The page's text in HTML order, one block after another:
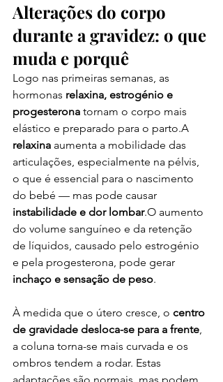
Alterações do corpo
durante a gravidez: o que
muda e porquê
Logo nas primeiras semanas, as
hormonas relaxina, estrogénio e
progesterona tornam o corpo mais
elástico e preparado para o parto.A
relaxina aumenta a mobilidade das
articulações, especialmente na pélvis,
o que é essencial para o nascimento
do bebé — mas pode causar
instabilidade e dor lombar.O aumento
do volume sanguíneo e da retenção
de líquidos, causado pelo estrogénio
e pela progesterona, pode gerar
inchaço e sensação de peso.
À medida que o útero cresce, o centro
de gravidade desloca-se para a frente,
a coluna torna-se mais curvada e os
ombros tendem a rodar. Estas